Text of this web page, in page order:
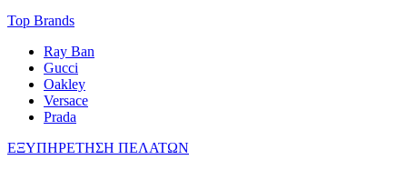
Top Brands
Ray Ban
Gucci
Oakley
Versace
Prada
ΕΞΥΠΗΡΕΤΗΣΗ ΠΕΛΑΤΩΝ